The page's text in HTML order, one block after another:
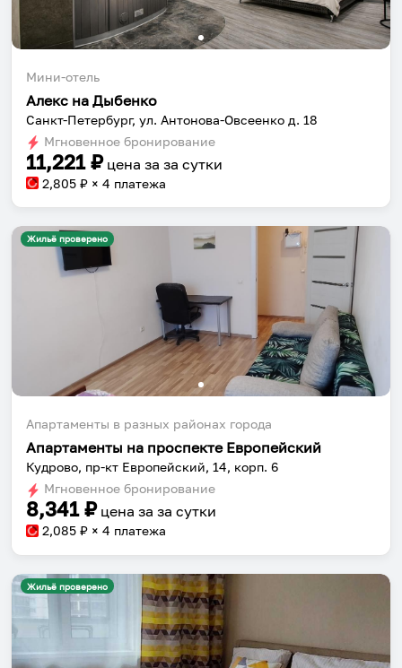
Мини-отель
Алекс на Дыбенко
Санкт-Петербург, ул. Антонова-Овсеенко д. 18
Мгновенное бронирование
11,221₽ цена за за сутки
2,805 ₽ × 4 платежа
Жильё проверено
Апартаменты в разных районах города
Апартаменты на проспекте Европейский
Кудрово, пр-кт Европейский, 14, корп. 6
Мгновенное бронирование
8,341₽ цена за за сутки
2,085 ₽ × 4 платежа
Жильё проверено
Собери путешествие без сложностей
Сохраняй места, повторяй маршруты, находи
компанию и бронируй жильё в одном
приложении.
Установить приложение